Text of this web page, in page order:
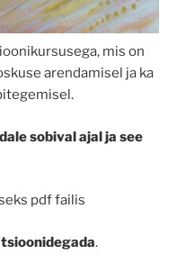
mis on
arendamisel ja ka
sobival ajal ja see
pdf failis
.